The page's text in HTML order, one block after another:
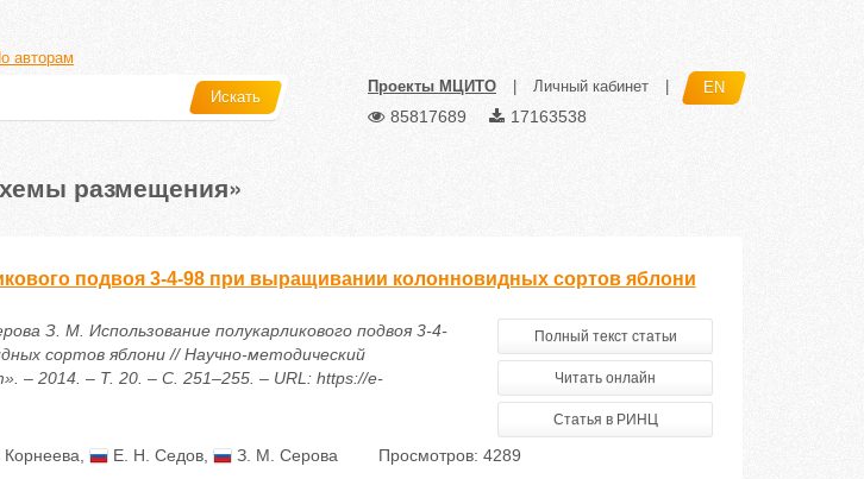
авторам
Искать
Проекты МЦИТО Личный кабинет EN
85817689 17163538
размещения»
подвоя 3-4-98 при выращивании колонновидных сортов яблони
З. М. Использование полукарликового подвоя 3-4-
сортов яблони // Научно-методический
– 2014. – Т. 20. – С. 251–255. – URL: https://e-
Полный текст статьи
Читать онлайн
Статья в РИНЦ
Е. Н. Седов, З. М. Серова Просмотров: 4289